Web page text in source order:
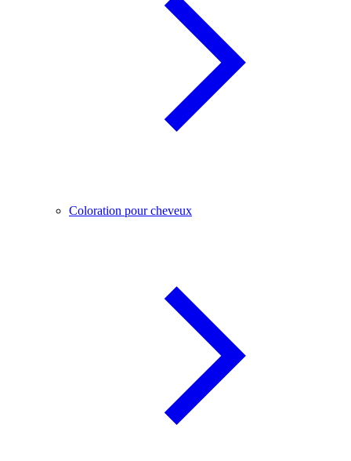
Coloration pour cheveux